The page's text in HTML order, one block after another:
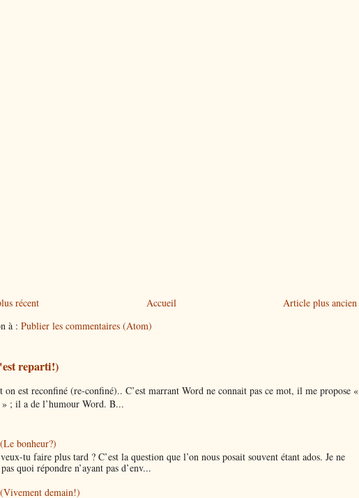
récent Article plus ancien
Accueil
à : Publier les commentaires (Atom)
reparti!)
on est reconfiné (re-confiné).. C’est marrant Word ne connait pas ce mot, il me propose «
» ; il a de l’humour Word. B...
bonheur?)
tu faire plus tard ? C’est la question que l’on nous posait souvent étant ados. Je ne
quoi répondre n’ayant pas d’env...
demain!)